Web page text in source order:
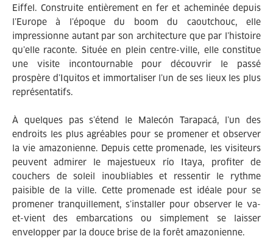
Eiffel. Construite entièrement en fer et acheminée depuis
l’Europe à l’époque du boom du caoutchouc, elle
impressionne autant par son architecture que par l’histoire
qu’elle raconte. Située en plein centre-ville, elle constitue
une visite incontournable pour découvrir le passé
prospère d’Iquitos et immortaliser l’un de ses lieux les plus
représentatifs.
À quelques pas s’étend le Malecón Tarapacá, l’un des
endroits les plus agréables pour se promener et observer
la vie amazonienne. Depuis cette promenade, les visiteurs
peuvent admirer le majestueux río Itaya, profiter de
couchers de soleil inoubliables et ressentir le rythme
paisible de la ville. Cette promenade est idéale pour se
promener tranquillement, s’installer pour observer le va-
et-vient des embarcations ou simplement se laisser
envelopper par la douce brise de la forêt amazonienne.